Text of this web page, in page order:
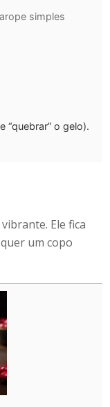
simples
“quebrar” o gelo).
Ele fica
um copo